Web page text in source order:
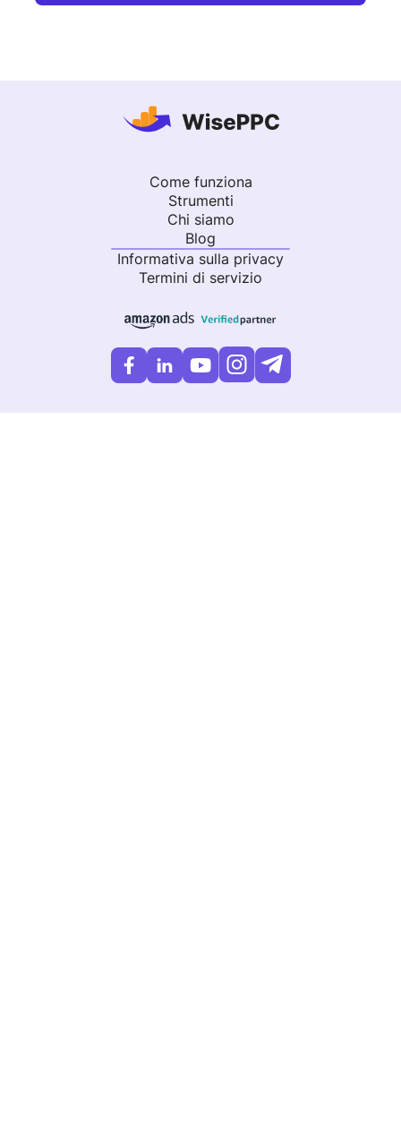
Come funziona
Strumenti
Chi siamo
Blog
Informativa sulla privacy
Termini di servizio